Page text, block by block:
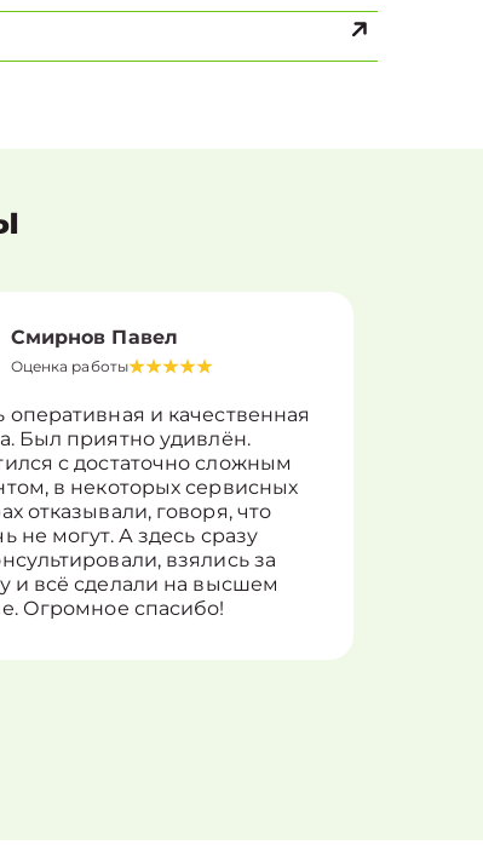
Смирнов Павел
Оценка работы
оперативная и качественная
Был приятно удивлён.
с достаточно сложным
в некоторых сервисных
отказывали, говоря, что
не могут. А здесь сразу
взялись за
и всё сделали на высшем
Огромное спасибо!